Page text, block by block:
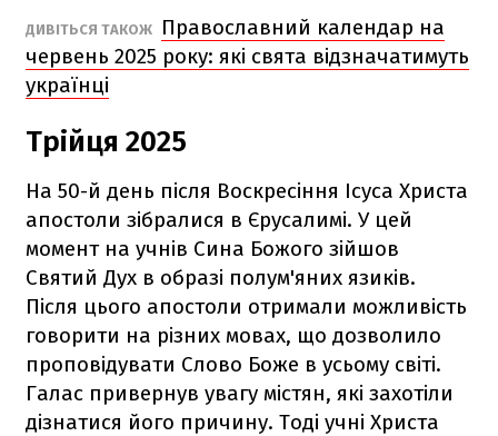
ДИВІТЬСЯ ТАКОЖ
Православний календар на
червень 2025 року: які свята відзначатимуть
українці
Трійця 2025
На 50-й день після Воскресіння Ісуса Христа
апостоли зібралися в Єрусалимі. У цей
момент на учнів Сина Божого зійшов
Святий Дух в образі полум'яних язиків.
Після цього апостоли отримали можливість
говорити на різних мовах, що дозволило
проповідувати Слово Боже в усьому світі.
Галас привернув увагу містян, які захотіли
дізнатися його причину. Тоді учні Христа